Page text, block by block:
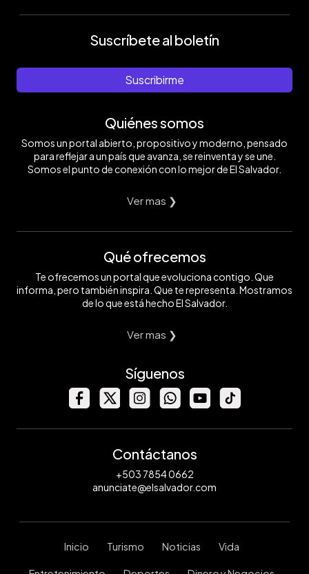
Suscríbete al boletín
Suscribirme
Quiénes somos
Somos un portal abierto, propositivo y moderno, pensado
para reflejar a un país que avanza, se reinventa y se une.
Somos el punto de conexión con lo mejor de El Salvador.
Ver mas ❯
Qué ofrecemos
Te ofrecemos un portal que evoluciona contigo. Que
informa, pero también inspira. Que te representa. Mostramos
de lo que está hecho El Salvador.
Ver mas ❯
Síguenos
Contáctanos
+503 7854 0662
anunciate@elsalvador.com
Inicio Turismo Noticias Vida